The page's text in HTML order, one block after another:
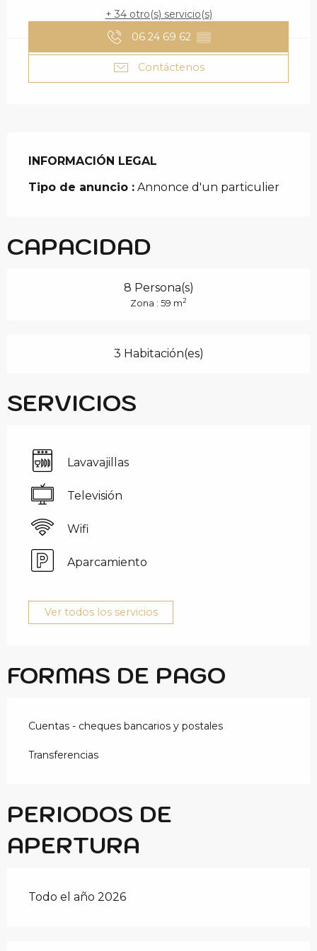
+ 34 otro(s) servicio(s)
06 24 69 62 ▒▒
Contáctenos
INFORMACIÓN LEGAL
INFORMACIÓN LEGAL
Tipo de anuncio : Annonce d'un particulier
CAPACIDAD
8 Persona(s)
Zona : 59 m2
3 Habitación(es)
SERVICIOS
Lavavajillas
Televisión
Wifi
Aparcamiento
Ver todos los servicios
FORMAS DE PAGO
Cuentas - cheques bancarios y postales
Transferencias
PERIODOS DE
APERTURA
Todo el año 2026